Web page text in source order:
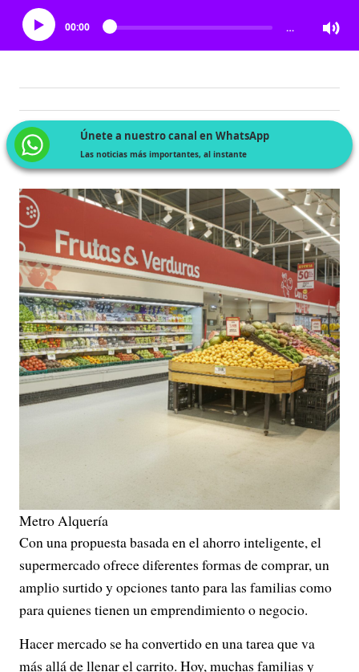
00:00 …
Únete a nuestro canal en WhatsApp
Las noticias más importantes, al instante
Metro Alquería
Con una propuesta basada en el ahorro inteligente, el
supermercado ofrece diferentes formas de comprar, un
amplio surtido y opciones tanto para las familias como
para quienes tienen un emprendimiento o negocio.
Hacer mercado se ha convertido en una tarea que va
más allá de llenar el carrito. Hoy, muchas familias y